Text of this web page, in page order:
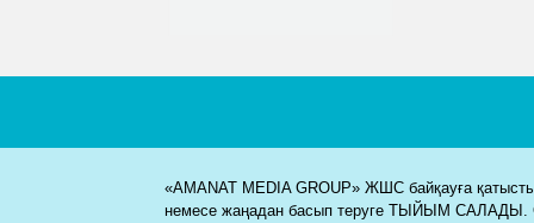
«AMANAT MEDIA GROUP» ЖШС байқауға қатысты
немесе жаңадан басып теруге ТЫЙЫМ САЛАДЫ.